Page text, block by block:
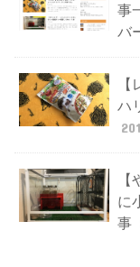
事
バ
ハ
に
事